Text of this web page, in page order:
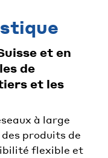
et en
de
et les
à large
produits de
flexible et